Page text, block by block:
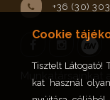
+36 (30)
FacebookInstagram
Munkatársainkat a
Cookie
Tisztelt Látogató!
kat használ